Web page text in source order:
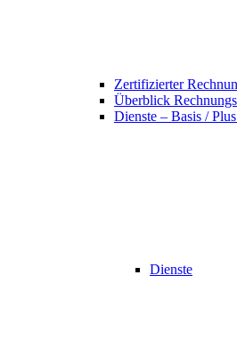
Zertifizierter
Überblick
Dienste – Basis /
Dienste